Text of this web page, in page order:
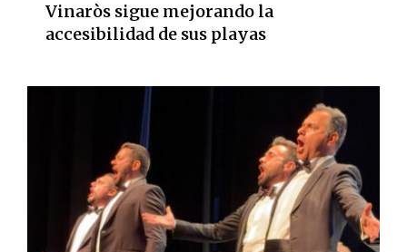
Vinaròs sigue mejorando la
accesibilidad de sus playas